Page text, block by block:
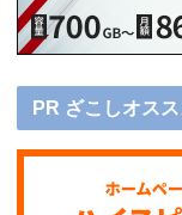
PR ざこしオスス